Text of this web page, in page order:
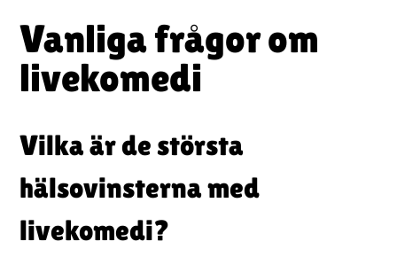
Vanliga frågor om
livekomedi
Vilka är de största
hälsovinsterna med
livekomedi?